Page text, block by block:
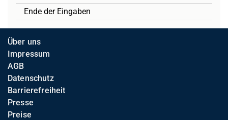
Ende der Eingaben
Über uns
Impressum
AGB
Datenschutz
Barrierefreiheit
Presse
Preise